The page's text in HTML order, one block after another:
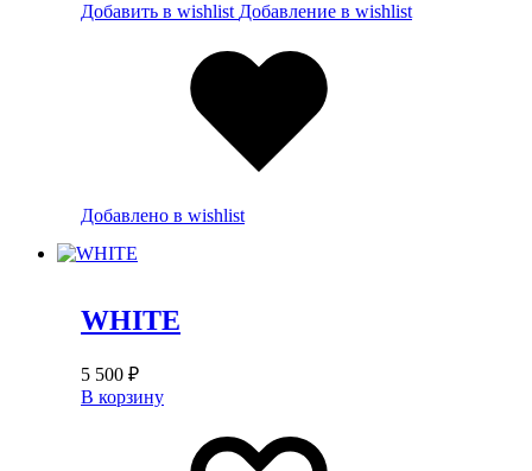
Добавить в wishlist Добавление в wishlist
Добавлено в wishlist
WHITE
5 500 ₽
В корзину